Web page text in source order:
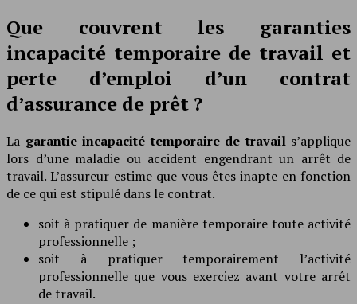
Que couvrent les garanties
incapacité temporaire de travail et
perte d’emploi d’un contrat
d’assurance de prêt ?
La garantie incapacité temporaire de travails’applique
lors d’une maladie ou accident engendrant un arrêt de
travail. L’assureur estime que vous êtes inapte en fonction
de ce qui est stipulé dans le contrat.
soit à pratiquer de manière temporaire toute activité
professionnelle ;
soit à pratiquer temporairement l’activité
professionnelle que vous exerciez avant votre arrêt
de travail.